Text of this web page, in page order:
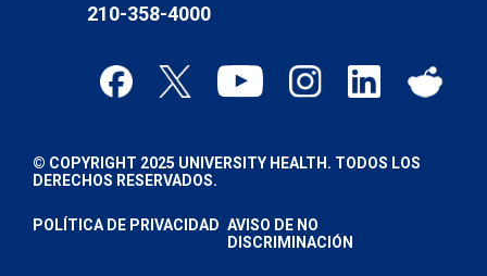
210-358-4000
© COPYRIGHT 2025 UNIVERSITY HEALTH. TODOS LOS
DERECHOS RESERVADOS.
POLÍTICA DE PRIVACIDAD AVISO DE NO
DISCRIMINACIÓN